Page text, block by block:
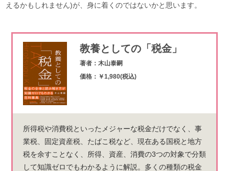
えるかもしれません)が、身に着くのではないかと思います。
教養としての「税金」
著者：木山泰嗣
価格：￥1,980(税込)
所得税や消費税といったメジャーな税金だけでなく、事
業税、固定資産税、たばこ税など、現在ある国税と地方
税を余すことなく、所得、資産、消費の3つの対象で分類
して知識ゼロでもわかるように解説。多くの種類の税金